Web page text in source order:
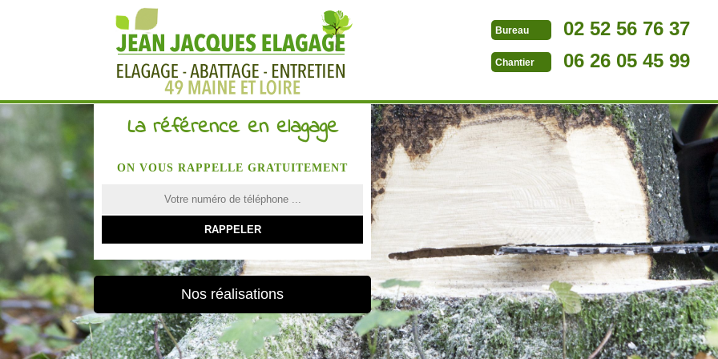
Bureau 02 52 56 76 37
Chantier 06 26 05 45 99
La référence en elagage
ON VOUS RAPPELLE GRATUITEMENT
Nos réalisations